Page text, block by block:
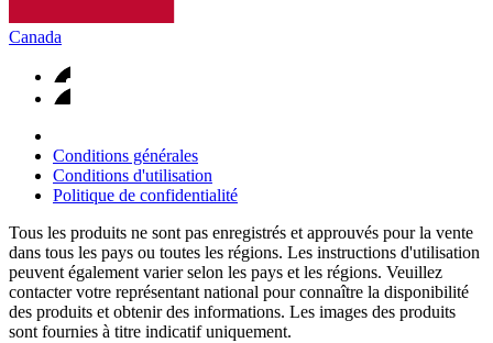
Canada
Conditions générales
Conditions d'utilisation
Politique de confidentialité
Tous les produits ne sont pas enregistrés et approuvés pour la vente
dans tous les pays ou toutes les régions. Les instructions d'utilisation
peuvent également varier selon les pays et les régions. Veuillez
contacter votre représentant national pour connaître la disponibilité
des produits et obtenir des informations. Les images des produits
sont fournies à titre indicatif uniquement.